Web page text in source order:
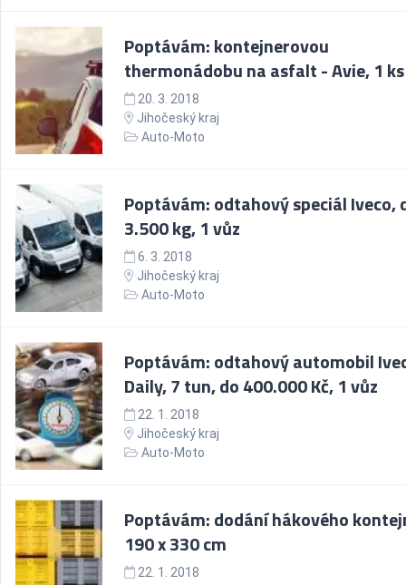
Poptávám: kontejnerovou
thermonádobu na asfalt - Avie, 1 ks
20. 3. 2018
Jihočeský kraj
Auto-Moto
Poptávám: odtahový speciál Iveco,
3.500 kg, 1 vůz
6. 3. 2018
Jihočeský kraj
Auto-Moto
Poptávám: odtahový automobil
Daily, 7 tun, do 400.000 Kč, 1 vůz
22. 1. 2018
Jihočeský kraj
Auto-Moto
Poptávám: dodání hákového
190 x 330 cm
22. 1. 2018